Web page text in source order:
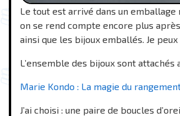
Le tout est arrivé dans un
on se rend compte encore plus
ainsi que les bijoux emballés. Je
L’ensemble des bijoux sont
Marie Kondo : La magie du
J’ai choisi : une paire de boucles